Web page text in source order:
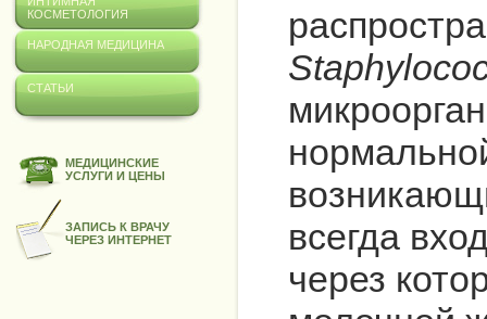
КОСМЕТОЛОГИЯ
НАРОДНАЯ МЕДИЦИНА
СТАТЬИ
МЕДИЦИНСКИЕ
УСЛУГИ И ЦЕНЫ
ЗАПИСЬ К ВРАЧУ
ЧЕРЕЗ ИНТЕРНЕТ
всегда
через